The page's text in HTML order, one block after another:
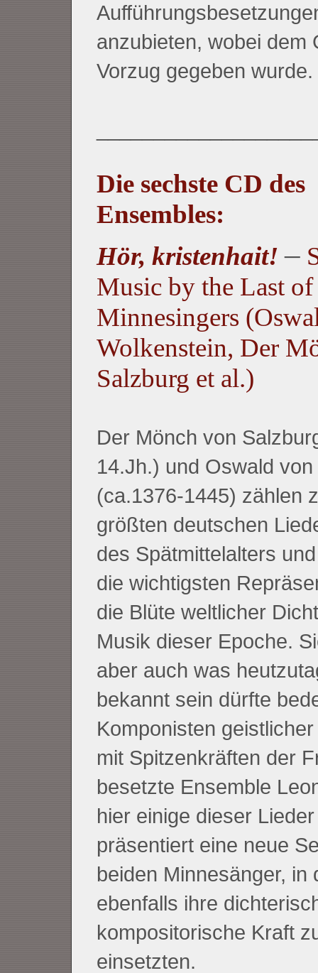
anzubieten, wobei dem
Vorzug gegeben wurde.
Die sechste CD des
Ensembles:
Hör, kristenhait!–
Music by the Last of
Minnesingers
Wolkenstein, Der
Salzburg et al.)
Der Mönch von
14.Jh.) und Oswald
(ca.1376-1445) zählen
größten deutschen
des Spätmittelalters
die wichtigsten
die Blüte weltlicher
Musik dieser Epoche.
aber auch was
bekannt sein dürfte
Komponisten
mit Spitzenkräften der
besetzte Ensemble
hier einige dieser
präsentiert eine neue
beiden Minnesänger, in
ebenfalls ihre
kompositorische Kraft
einsetzten.